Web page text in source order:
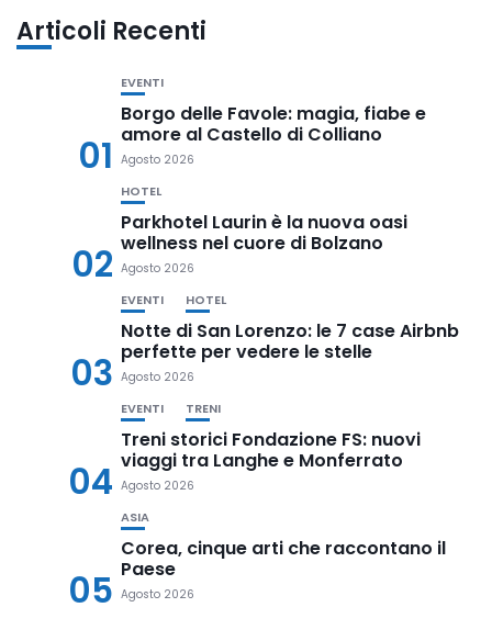
Articoli Recenti
01
EVENTI
Borgo delle Favole: magia, fiabe e
amore al Castello di Colliano
Agosto 2026
02
HOTEL
Parkhotel Laurin è la nuova oasi
wellness nel cuore di Bolzano
Agosto 2026
03
EVENTI HOTEL
Notte di San Lorenzo: le 7 case Airbnb
perfette per vedere le stelle
Agosto 2026
04
EVENTI TRENI
Treni storici Fondazione FS: nuovi
viaggi tra Langhe e Monferrato
Agosto 2026
05
ASIA
Corea, cinque arti che raccontano il
Paese
Agosto 2026